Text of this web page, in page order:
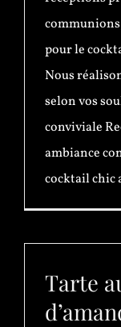
pour le
Nous
selon vos
conviviale
ambiance
cocktail chic
Tarte